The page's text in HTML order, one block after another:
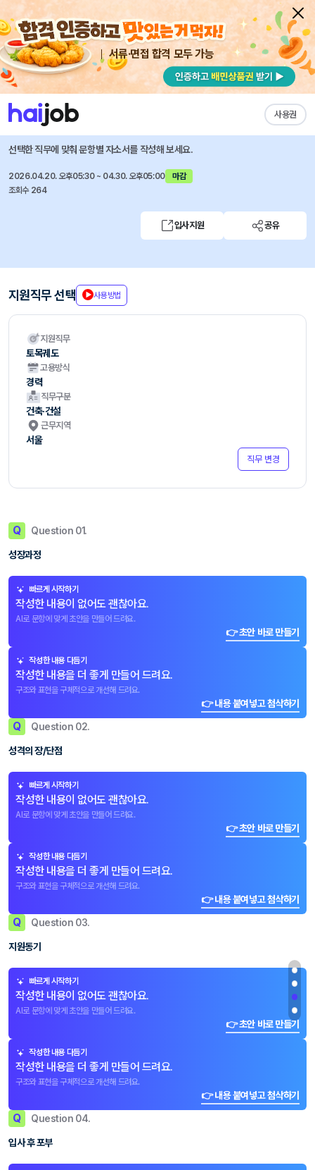
서류·면접 합격 모두 가능
사용권
채용공고 자소서 자유항목 자소서 내 작성목록
서울시메트로9호선
2026년 경력사원 채용공고
선택한 직무에 맞춰 문항별 자소서를 작성해 보세요.
2026.04.20. 오후05:30 ~ 04.30. 오후05:00
마감
조회수 264
입사지원 공유
지원직무 선택 사용방법
지원직무
토목궤도
고용방식
경력
직무구분
건축·건설
근무지역
서울
직무 변경
Q Question 01.
성장과정
빠르게 시작하기
작성한 내용이 없어도 괜찮아요.
AI로 문항에 맞게 초안을 만들어 드려요.
👉 초안 바로 만들기
작성한 내용 다듬기
작성한 내용을 더 좋게 만들어 드려요.
구조와 표현을 구체적으로 개선해 드려요.
👉 내용 붙여넣고 첨삭하기
Q Question 02.
성격의 장/단점
빠르게 시작하기
작성한 내용이 없어도 괜찮아요.
AI로 문항에 맞게 초안을 만들어 드려요.
👉 초안 바로 만들기
작성한 내용 다듬기
작성한 내용을 더 좋게 만들어 드려요.
구조와 표현을 구체적으로 개선해 드려요.
👉 내용 붙여넣고 첨삭하기
Q Question 03.
지원동기
빠르게 시작하기
작성한 내용이 없어도 괜찮아요.
AI로 문항에 맞게 초안을 만들어 드려요.
👉 초안 바로 만들기
작성한 내용 다듬기
작성한 내용을 더 좋게 만들어 드려요.
구조와 표현을 구체적으로 개선해 드려요.
👉 내용 붙여넣고 첨삭하기
Q Question 04.
입사 후 포부